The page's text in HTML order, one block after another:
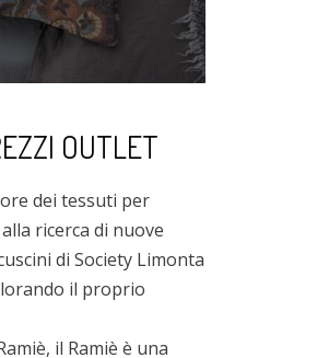
OUTLET
dei tessuti per
ricerca di nuove
di Society Limonta
il proprio
il Ramiè è una